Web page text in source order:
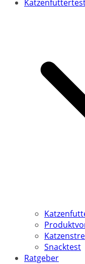
Snacktest
Ratgeber